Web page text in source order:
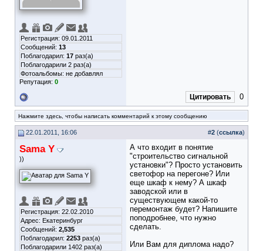
Регистрация: 09.01.2011
Сообщений: 13
Поблагодарил: 17 раз(а)
Поблагодарили 2 раз(а)
Фотоальбомы: не добавлял
Репутация: 0
Цитировать 0
Нажмите здесь, чтобы написать комментарий к этому сообщению
22.01.2011, 16:06 #2 (ссылка)
Sama Y
))
Регистрация: 22.02.2010
Адрес: Екатеринбург
Сообщений: 2,535
Поблагодарил: 2253 раз(а)
Поблагодарили 1402 раз(а)
А что входит в понятие
"строительство сигнальной
установки"? Просто установить
светофор на перегоне? Или
еще шкаф к нему? А шкаф
заводской или в
существующем какой-то
перемонтаж будет? Напишите
поподробнее, что нужно
сделать.
Или Вам для диплома надо?